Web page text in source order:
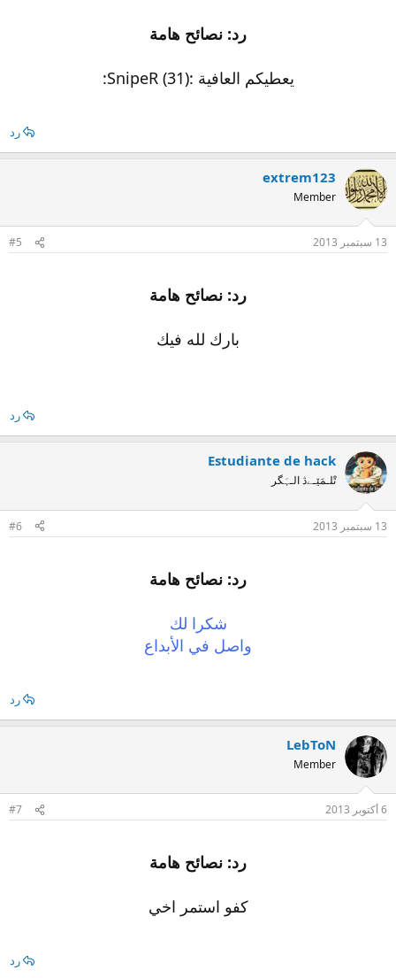
رد: نصائح هامة
يعطيكم العافية :SnipeR (31):
رد
extrem123
Member
13 سبتمبر 2013 #5
رد: نصائح هامة
بارك لله فيك
رد
Estudiante de hack
تْلـمَێـےڎ الـہَگر
13 سبتمبر 2013 #6
رد: نصائح هامة
شكرا لك
واصل في الأبداع
رد
LebToN
Member
6 أكتوبر 2013 #7
رد: نصائح هامة
كفو استمر اخي
رد